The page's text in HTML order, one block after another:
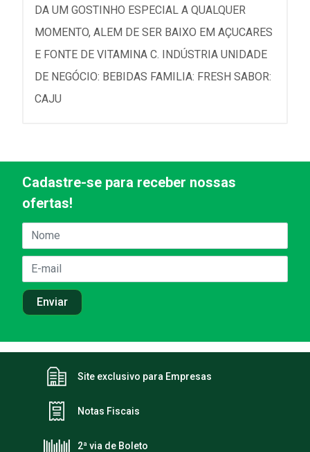
DA UM GOSTINHO ESPECIAL A QUALQUER
MOMENTO, ALEM DE SER BAIXO EM AÇUCARES
E FONTE DE VITAMINA C. INDÚSTRIA UNIDADE
DE NEGÓCIO: BEBIDAS FAMILIA: FRESH SABOR:
CAJU
Cadastre-se para receber nossas
ofertas!
Site exclusivo para Empresas
Notas Fiscais
2ª via de Boleto